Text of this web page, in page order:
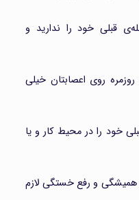
قبلی خود را ندارید و
روی اعصابتان خیلی
خود را در محیط کار و یا
همیشگی و رفع خستگی لازم